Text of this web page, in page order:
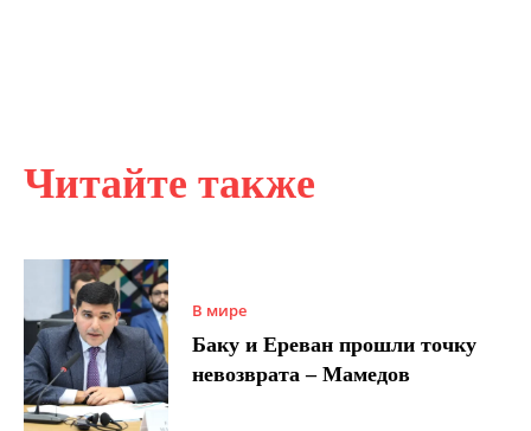
Читайте также
В мире
Баку и Ереван прошли точку
невозврата – Мамедов